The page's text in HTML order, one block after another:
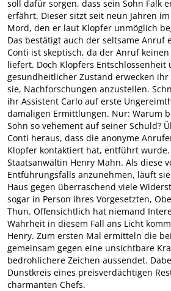
soll dafür sorgen, dass sein Sohn Falk
erfährt. Dieser sitzt seit neun Jahren
Mord, den er laut Klopfer unmöglich
Das bestätigt auch der seltsame Anruf
Conti ist skeptisch, da der Anruf
liefert. Doch Klopfers Entschlossenheit
gesundheitlicher Zustand erwecken
sie, Nachforschungen anzustellen.
ihr Assistent Carlo auf erste
damaligen Ermittlungen. Nur: Warum
Sohn so vehement auf seiner Schuld?
Conti heraus, dass die anonyme
Klopfer kontaktiert hat, entführt
Staatsanwältin Henry Mahn. Als diese
Entführungsfalls anzunehmen, läuft
Haus gegen überraschend viele
sogar in Person ihres Vorgesetzten,
Thun. Offensichtlich hat niemand
Wahrheit in diesem Fall ans Licht
Henry. Zum ersten Mal ermitteln die
gemeinsam gegen eine unsichtbare
bedrohlichere Zeichen aussendet.
Dunstkreis eines preisverdächtigen
charmanten Chefs.